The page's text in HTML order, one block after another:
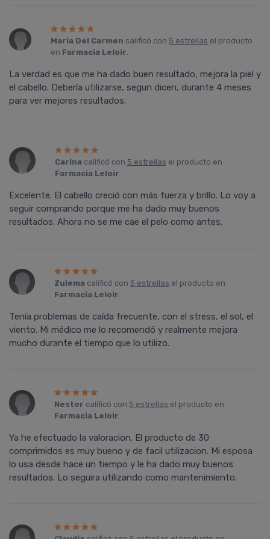
Maria Del Carmen calificó con 5 estrellas el producto
en Farmacia Leloir.
La verdad es que me ha dado buen resultado, mejora la piel y
el cabello. Debería utilizarse, segun dicen, durante 4 meses
para ver mejores resultados.
Carina calificó con 5 estrellas el producto en
Farmacia Leloir.
Excelente. El cabello creció con más fuerza y brillo. Lo voy a
seguir comprando porque me ha dado muy buenos
resultados. Ahora no se me cae el pelo como antes.
Zulema calificó con 5 estrellas el producto en
Farmacia Leloir.
Tenía problemas de caída frecuente, con el stress, el sol, el
viento. Mi médico me lo recomendó y realmente mejora
mucho durante el tiempo que lo utilizo.
Nestor calificó con 5 estrellas el producto en
Farmacia Leloir.
Ya he efectuado la valoracion. El producto de 30
comprimidos es muy bueno y de facil utilizacion. Mi esposa
lo usa desde hace un tiempo y le ha dado muy buenos
resultados. Lo seguira utilizando como mantenimiento.